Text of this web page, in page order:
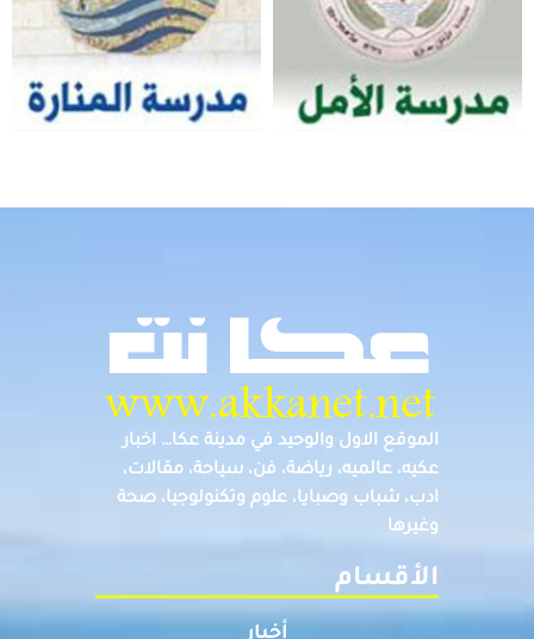
الموقع الاول والوحيد في مدينة عكا… اخبار
عكيه، عالميه، رياضة، فن، سياحة، مقالات،
ادب، شباب وصبايا، علوم وتكنولوجيا، صحة
وغيرها
الأقسام
أخبار